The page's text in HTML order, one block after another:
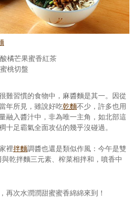
橘芒果蜜香紅茶
桃切盤
難習慣的食物中，麻醬麵是其一。因從
年所見，雖說好吃乾麵不少，許多也用
融入醬汁中，非為唯一主角，如北部這
十足霸氣全面攻佔的幾乎沒碰過。
裡拌麵調醬也還是類似作風：今午是雙
乾拌麵三元素、榨菜相拌和，噴香中
再次水潤潤甜蜜蜜香綿綿來到！